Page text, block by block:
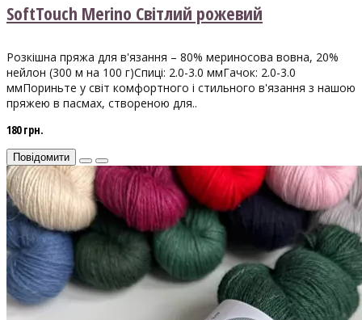
SoftTouch Merino Світлий рожевий
Розкішна пряжа для в'язання – 80% мериносова вовна, 20%
нейлон (300 м на 100 г)Спиці: 2.0-3.0 ммГачок: 2.0-3.0
ммПориньте у світ комфортного і стильного в'язання з нашою
пряжею в пасмах, створеною для..
180 грн.
Повідомити